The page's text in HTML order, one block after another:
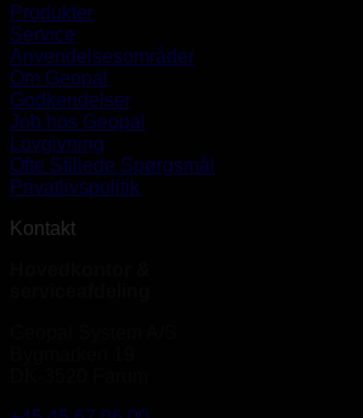
Produkter
Service
Anvendelsesområder
Om Geopal
Godkendelser
Job hos Geopal
Lovgivning
Ofte Stillede Spørgsmål
Privatlivspolitik
Kontakt